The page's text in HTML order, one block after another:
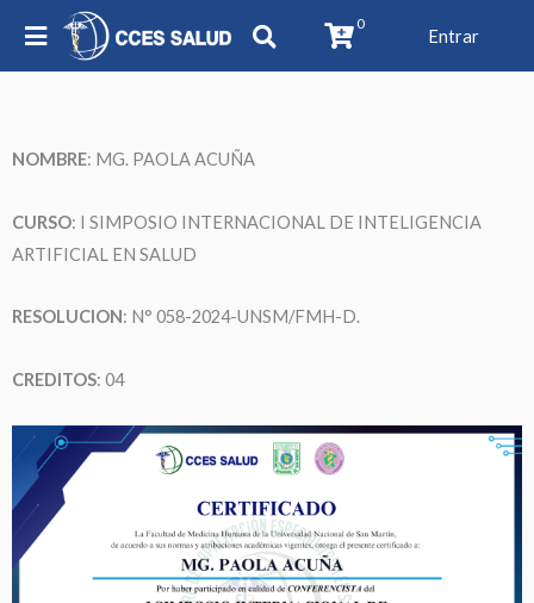
0
Entrar
NOMBRE: MG. PAOLA ACUÑA
CURSO: I SIMPOSIO INTERNACIONAL DE INTELIGENCIA
ARTIFICIAL EN SALUD
RESOLUCION: N° 058-2024-UNSM/FMH-D.
CREDITOS: 04